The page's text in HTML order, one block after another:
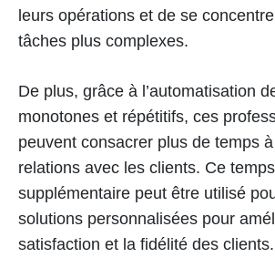
leurs opérations et de se
tâches plus complexes.
De plus, grâce à l’automatisation
monotones et répétitifs, ces
peuvent consacrer plus de temps
relations avec les clients. Ce temps
supplémentaire peut être utilisé
solutions personnalisées pour
satisfaction et la fidélité des clients.